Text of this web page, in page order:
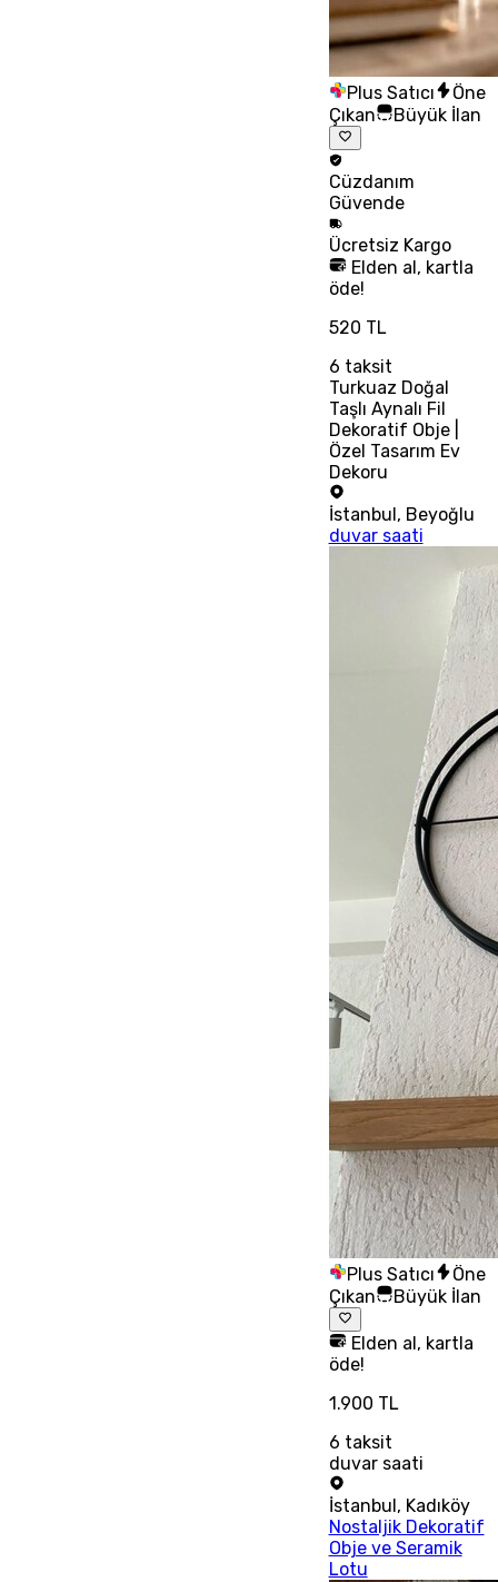
Plus Satıcı
Öne
Çıkan
Büyük İlan
Cüzdanım
Güvende
Ücretsiz Kargo
Elden al, kartla
öde!
520 TL
6 taksit
Turkuaz Doğal
Taşlı Aynalı Fil
Dekoratif Obje |
Özel Tasarım Ev
Dekoru
İstanbul, Beyoğlu
duvar saati
Plus Satıcı
Öne
Çıkan
Büyük İlan
Elden al, kartla
öde!
1.900 TL
6 taksit
duvar saati
İstanbul , Kadıköy
Nostaljik Dekoratif
Obje ve Seramik
Lotu